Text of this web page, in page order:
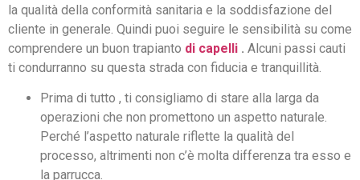
la qualità della conformità sanitaria e la soddisfazione del
cliente in generale. Quindi puoi seguire le sensibilità su come
comprendere un buon trapianto di capelli . Alcuni passi cauti
ti condurranno su questa strada con fiducia e tranquillità.
Prima di tutto , ti consigliamo di stare alla larga da
operazioni che non promettono un aspetto naturale.
Perché l’aspetto naturale riflette la qualità del
processo, altrimenti non c’è molta differenza tra esso e
la parrucca.